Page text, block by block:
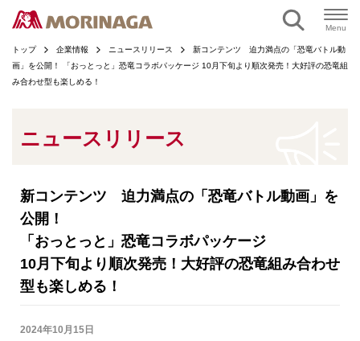
Menu
トップ 企業情報 ニュースリリース
新コンテンツ 迫力満点の「恐竜バトル動
画」を公開！ 「おっとっと」恐竜コラボパッケージ 10月下旬より順次発売！大好評の恐竜組
み合わせ型も楽しめる！
ニュースリリース
新コンテンツ 迫力満点の「恐竜バトル動画」を
公開！
「おっとっと」恐竜コラボパッケージ
10月下旬より順次発売！大好評の恐竜組み合わせ
型も楽しめる！
2024年10月15日